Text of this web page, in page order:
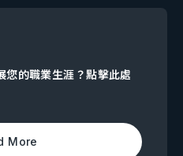
的職業生涯？點擊此處
More